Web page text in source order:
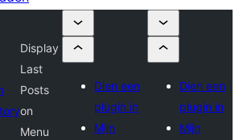
Display
Last
Posts
on
Menu
Dien een
plugin in
Mijn
Dien een
plugin in
Mijn